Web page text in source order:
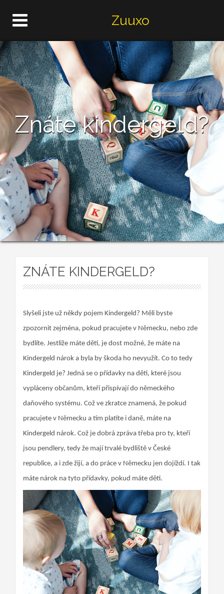
Zuuxo
Znáte kindergeld?
ZNÁTE KINDERGELD?
Slyšeli jste už někdy pojem Kindergeld? Měli byste
zpozornit zejména, pokud pracujete v Německu, nebo zde
bydlíte. Jestliže máte děti, je dost možné, že máte na
Kindergeld nárok a byla by škoda ho nevyužít. Co to tedy
Kindergeld je? Jedná se o přídavky na děti, které jsou
vypláceny občanům, kteří přispívají do německého
daňového systému. Což ve zkratce znamená, že pokud
pracujete v Německu a tím platíte i daně, máte na
Kindergeld nárok. Což je dobrá zpráva třeba pro ty, kteří
jsou pendlery, tedy že mají trvalé bydliště v České
republice, a i zde žijí, a do práce v Německu jen dojíždí. I tak
máte nárok na tyto přídavky, pokud máte děti.